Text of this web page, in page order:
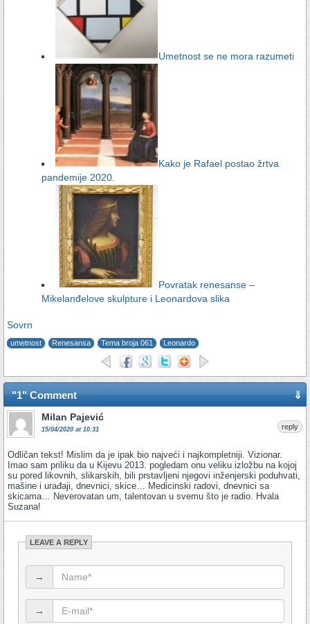
Umetnost se ne mora razumeti
Kako je Rafael postao žrtva
pandemije 2020.
Povratak renesanse –
Mikelanđelove skulpture i Leonardova slika
Sovrn
umetnost Renesansa Tema broja 061 Leonardo
"1" Comment ⇓
Milan Pajević
15/04/2020 at 10:31
Odličan tekst! Mislim da je ipak bio najveći i najkompletniji. Vizionar.
Imao sam priliku da u Kijevu 2013. pogledam onu veliku izložbu na kojoj
su pored likovnih, slikarskih, bili prstavljeni njegovi inženjerski poduhvati,
mašine i urađaji, dnevnici, skice… Medicinski radovi, dnevnici sa
skicama… Neverovatan um, talentovan u svemu što je radio. Hvala
Suzana!
reply
LEAVE A REPLY
→
→